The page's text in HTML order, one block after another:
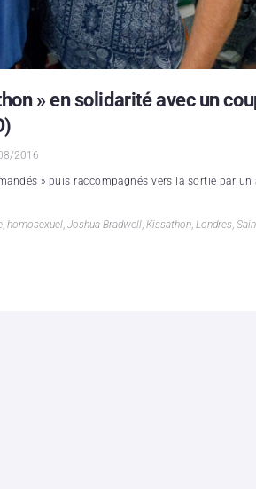
» en solidarité avec un
2016
» puis raccompagnés vers la sortie par un
, homosexuel, Joshua Bradwell, Kissathon, Londres,